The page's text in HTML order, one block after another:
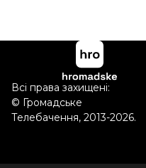
Всі права захищені:
© Громадське
Телебачення, 2013-2026.